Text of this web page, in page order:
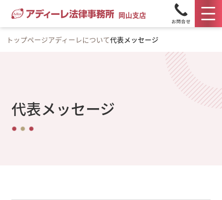
岡山支店
トップページアディーレについて代表メッセージ
代表メッセージ